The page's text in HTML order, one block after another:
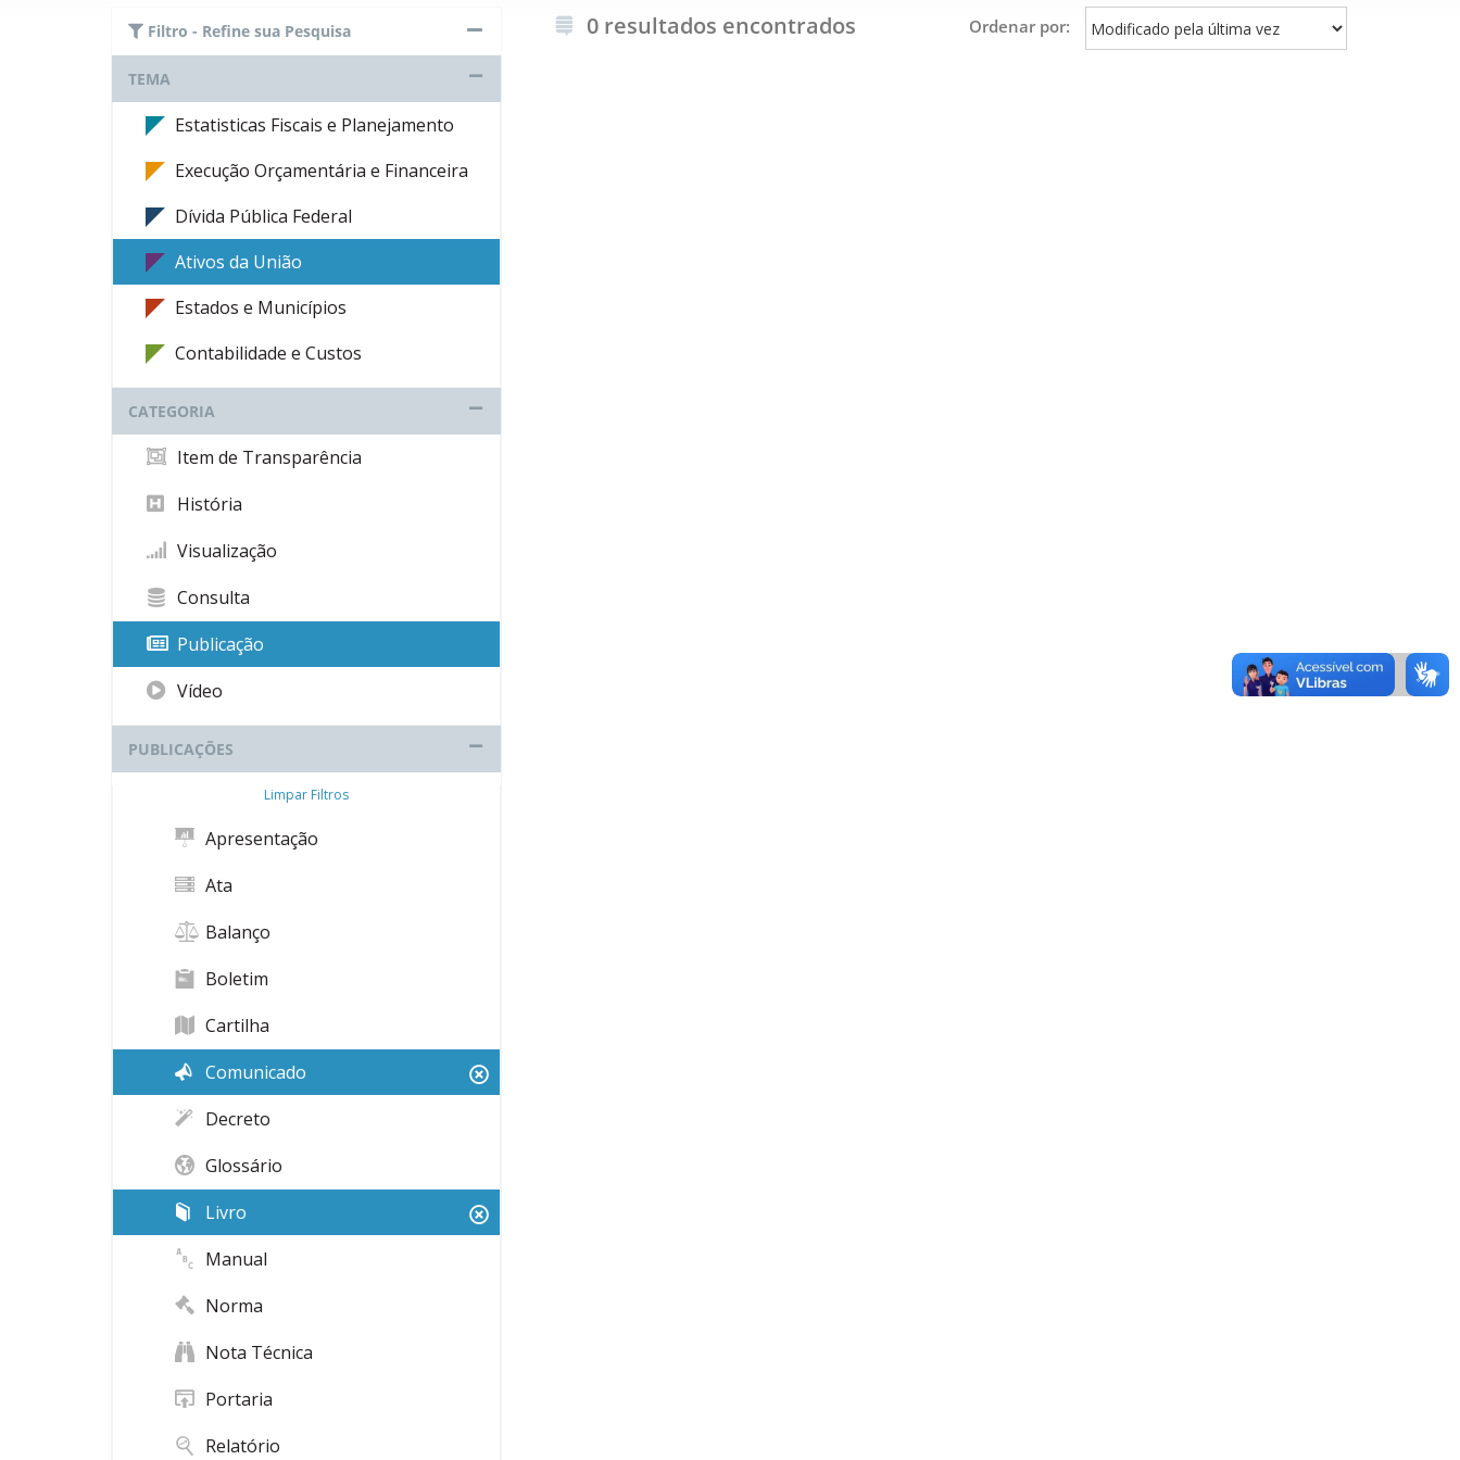
Filtro - Refine sua Pesquisa
TEMA
Estatisticas Fiscais e Planejamento
Execução Orçamentária e Financeira
Dívida Pública Federal
Ativos da União
Estados e Municípios
Contabilidade e Custos
CATEGORIA
Item de Transparência
História
Visualização
Consulta
Publicação
Vídeo
PUBLICAÇÕES
Limpar Filtros
Apresentação
Ata
Balanço
Boletim
Cartilha
Comunicado
Decreto
Glossário
Livro
Manual
Norma
Nota Técnica
Portaria
Relatório
0 resultados encontrados Ordenar por: